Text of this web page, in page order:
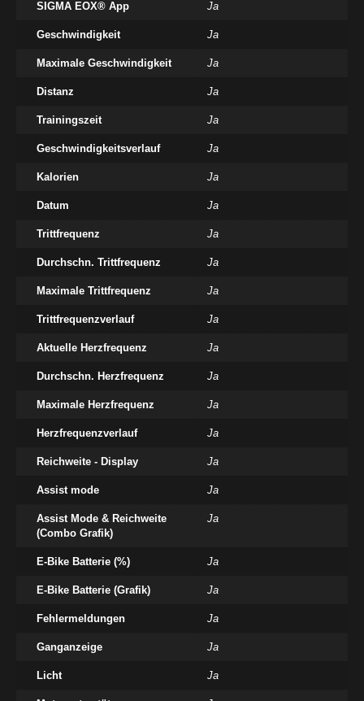
SIGMA EOX® App Ja
Geschwindigkeit Ja
Maximale Geschwindigkeit Ja
Distanz Ja
Trainingszeit Ja
Geschwindigkeitsverlauf Ja
Kalorien Ja
Datum Ja
Trittfrequenz Ja
Durchschn. Trittfrequenz Ja
Maximale Trittfrequenz Ja
Trittfrequenzverlauf Ja
Aktuelle Herzfrequenz Ja
Durchschn. Herzfrequenz Ja
Maximale Herzfrequenz Ja
Herzfrequenzverlauf Ja
Reichweite - Display Ja
Assist mode Ja
Assist Mode & Reichweite
(Combo Grafik)
Ja
E-Bike Batterie (%) Ja
E-Bike Batterie (Grafik) Ja
Fehlermeldungen Ja
Ganganzeige Ja
Licht Ja